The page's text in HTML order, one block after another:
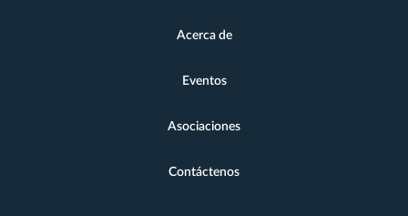
Acerca de
Eventos
Asociaciones
Contáctenos